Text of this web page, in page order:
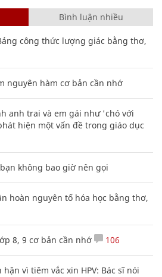
Bình luận nhiều
công thức lượng giác bằng thơ,
nguyên hàm cơ bản cần nhớ
anh trai và em gái như 'chó với
hiện một vấn đề trong giáo dục
không bao giờ nên gọi
hoàn nguyên tố hóa học bằng thơ,
8, 9 cơ bản cần nhớ 106
vì tiêm vắc xin HPV: Bác sĩ nói